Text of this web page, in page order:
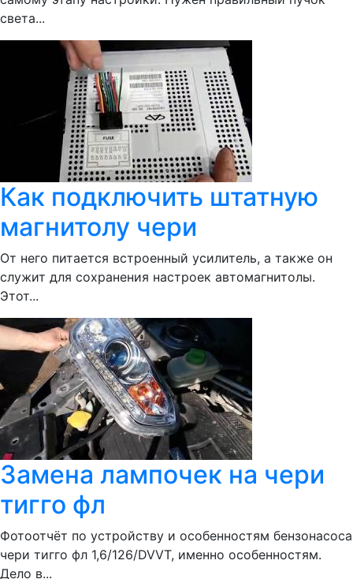
света...
Как подключить штатную
магнитолу чери
От него питается встроенный усилитель, а также он
служит для сохранения настроек автомагнитолы.
Этот...
Замена лампочек на чери
тигго фл
Фотоотчёт по устройству и особенностям бензонасоса
чери тигго фл 1,6/126/DVVT, именно особенностям.
Дело в...